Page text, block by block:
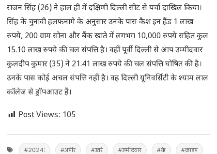
राजन सिंह (26) ने हाल ही में दक्षिणी दिल्ली सीट से पर्चा दाखिल किया।
सिंह के चुनावी हलफनामे के अनुसार उनके पास कैश इन हैंड 1 लाख
रुपये, 200 ग्राम सोना और बैंक खाते में लगभग 10,000 रुपये सहित कुल
15.10 लाख रुपये की चल संपत्ति है। वहीं पूर्वी दिल्ली से आप उम्मीदवार
कुलदीप कुमार (35) ने 21.41 लाख रुपये की चल संपत्ति घोषित की है।
उनके पास कोई अचल संपत्ति नहीं है। वह दिल्ली यूनिवर्सिटी के श्याम लाल
कॉलेज से ड्रॉपआउट हैं।
Post Views: 105
#2024: #अमीर #उतरे #उम्मीदवार #के #क्राइम